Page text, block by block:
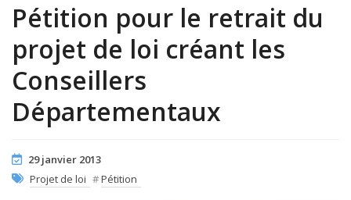
Pétition pour le retrait du
projet de loi créant les
Conseillers
Départementaux
29 janvier 2013
Projet de loi #Pétition